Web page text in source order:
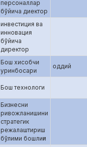
персоналлар
бўйича диектор
инвестиция ва
инновация
бўйича
директор
Бош хисобчи
уринбосари
оддий
Бош технологи
Бизнесни
ривожланишини
стратегик
режалаштириш
бўлими бошлиғи